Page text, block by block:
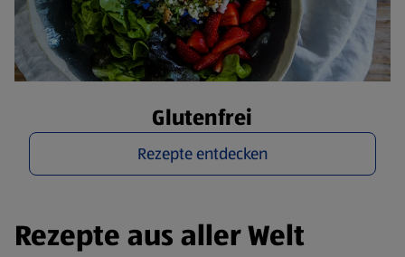
Glutenfrei
Rezepte entdecken
Rezepte aus aller Welt